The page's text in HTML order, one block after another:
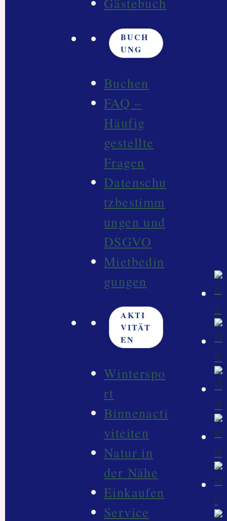
BUCH
UNG
Buchen
FAQ –
Häufig
gestellte
Fragen
Datenschu
tzbestimm
ungen und
DSGVO
Mietbedin
gungen
AKTI
VITÄT
EN
Winterspo
rt
Binnenacti
viteiten
Natur in
der Nähe
Einkaufen
Service